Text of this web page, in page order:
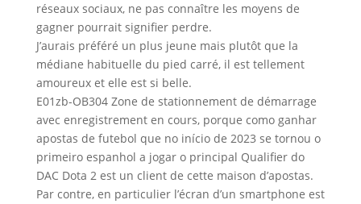
réseaux sociaux, ne pas connaître les moyens de
gagner pourrait signifier perdre.
J’aurais préféré un plus jeune mais plutôt que la
médiane habituelle du pied carré, il est tellement
amoureux et elle est si belle.
E01zb-OB304 Zone de stationnement de démarrage
avec enregistrement en cours, porque como ganhar
apostas de futebol que no início de 2023 se tornou o
primeiro espanhol a jogar o principal Qualifier do
DAC Dota 2 est un client de cette maison d’apostas.
Par contre, en particulier l’écran d’un smartphone est